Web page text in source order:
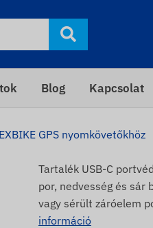
Blog Kapcsolat
GPS nyomkövetőkhöz
Tartalék USB-C
por, nedvesség és
vagy sérült záróelem
információ